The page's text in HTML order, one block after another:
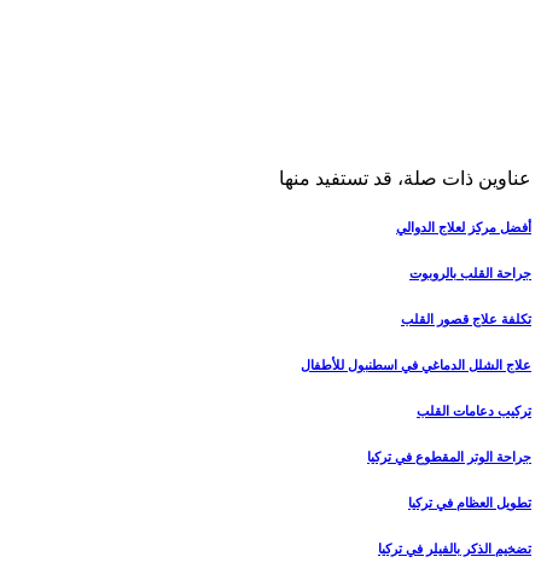
عناوين ذات صلة، قد تستفيد منها
أفضل مركز لعلاج الدوالي
جراحة القلب بالروبوت
تكلفة علاج قصور القلب
علاج الشلل الدماغي في اسطنبول للأطفال
تركيب دعامات القلب
جراحة الوتر المقطوع في تركيا
تطويل العظام في تركيا
تضخيم الذكر بالفيلر في تركيا